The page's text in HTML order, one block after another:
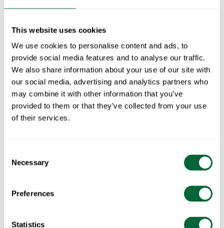
This website uses cookies
We use cookies to personalise content and ads, to
provide social media features and to analyse our traffic.
We also share information about your use of our site with
our social media, advertising and analytics partners who
may combine it with other information that you’ve
provided to them or that they’ve collected from your use
of their services.
Selection
Necessary
Preferences
Statistics
medan det varmförzinkade stativet ger optimal
Tillsammans bildar Bord 9A 120 och fem Fåtölj A2 i
teak och varmförzinkat stål en matgrupp som förenar
skandinavisk elegans, slitstarka material och
enastående komfort. Perfekt för dig som vill investera i
en möbelgrupp som håller i generationer och åldras
med skönhet.
5 x Fåtölj A2 - Obehandlad teak med varmförzinkat stativ
Specifikationer
Dokument